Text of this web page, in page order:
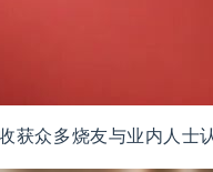
获众多烧友与业内人士